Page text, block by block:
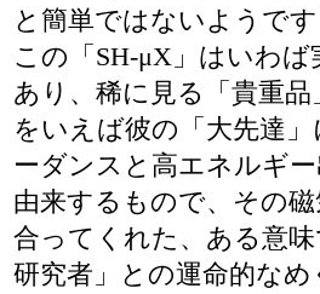
と簡単ではないようです
この「SH-μX」はいわ
あり、稀に見る「貴重
をいえば彼の「大先達
ーダンスと高エネルギ
由来するもので、その
合ってくれた、ある意
研究者」との運命的な